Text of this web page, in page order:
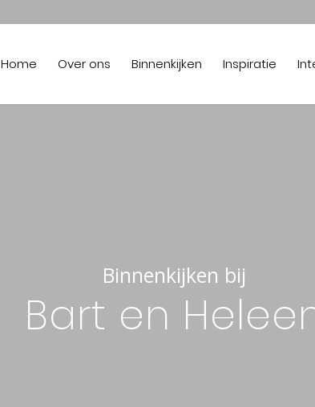
Home Over ons Binnenkijken Inspiratie
Binnenkijken bij
Bart en